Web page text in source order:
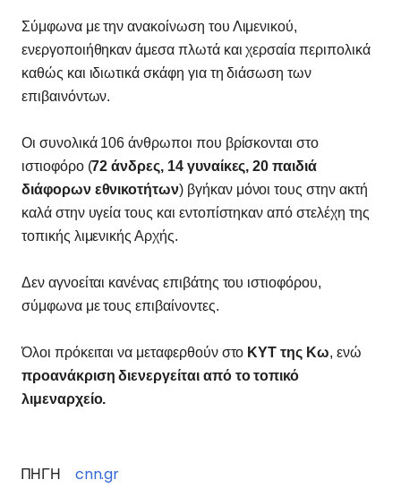
Σύμφωνα με την ανακοίνωση του Λιμενικού,
ενεργοποιήθηκαν άμεσα πλωτά και χερσαία περιπολικά
καθώς και ιδιωτικά σκάφη για τη διάσωση των
επιβαινόντων.
Οι συνολικά 106 άνθρωποι που βρίσκονται στο
ιστιοφόρο (72 άνδρες, 14 γυναίκες, 20 παιδιά
διάφορων εθνικοτήτων) βγήκαν μόνοι τους στην ακτή
καλά στην υγεία τους και εντοπίστηκαν από στελέχη της
τοπικής λιμενικής Αρχής.
Δεν αγνοείται κανένας επιβάτης του ιστιοφόρου,
σύμφωνα με τους επιβαίνοντες.
Όλοι πρόκειται να μεταφερθούν στο ΚΥΤ της Κω, ενώ
προανάκριση διενεργείται από το τοπικό
λιμεναρχείο.
ΠΗΓΗ cnn.gr